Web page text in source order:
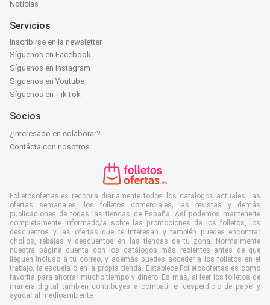
Noticias
Servicios
Inscribirse en la newsletter
Síguenos en Facebook
Síguenos en Instagram
Síguenos en Youtube
Síguenos en TikTok
Socios
¿Interesado en colaborar?
Contácta con nosotros
Folletosofertas.es recopila diariamente todos los catálogos actuales, las
ofertas semanales, los folletos comerciales, las revistas y demás
publicaciones de todas las tiendas de España. Así podemos mantenerte
completamente informado/a sobre las promociones de los folletos, los
descuentos y las ofertas que te interesan y también puedes encontrar
chollos, rebajas y descuentos en las tiendas de tu zona. Normalmente
nuestra página cuenta con los catálogos más recientes antes de que
lleguen incluso a tu correo, y además puedes acceder a los folletos en el
trabajo, la escuela o en la propia tienda. Establece Folletosofertas.es como
favorita para ahorrar mucho tiempo y dinero. Es más, al leer los folletos de
manera digital también contribuyes a combatir el desperdicio de papel y
ayudar al medioambiente.